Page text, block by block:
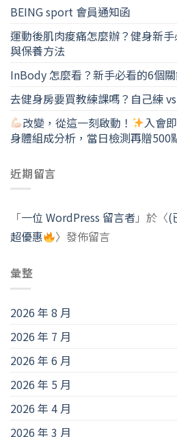
BEING sport 會員通知函
運動後肌肉痠痛怎麼辦？健身新
與保養方法
InBody 怎麼看？新手必看的6個
去健身房要買教練課嗎？自己練
改變，從這一刻啟動！
入會
身體組成分析，當日檢測再贈500
近期留言
「一位 WordPress 留言者 」於〈(
超優惠
〉發佈留言
彙整
2026 年 8 月
2026 年 7 月
2026 年 6 月
2026 年 5 月
2026 年 4 月
2026 年 3 月